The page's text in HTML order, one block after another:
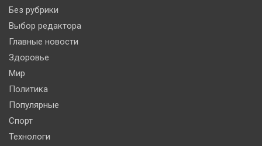
Без рубрики
Выбор редактора
Главные новости
Здоровье
Мир
Политика
Популярные
Спорт
Технологи